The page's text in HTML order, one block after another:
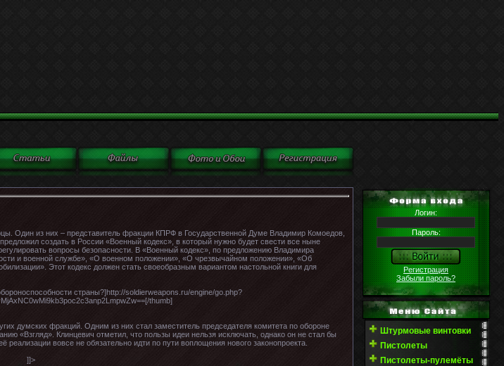
Один из них – представитель фракции КПРФ в Государственной Думе Владимир Комоедов,
создать в России «Военный кодекс», в который нужно будет свести все ныне
вопросы безопасности. В «Военный кодекс», по предложению Владимира
и военной службе», «О военном положении», «О чрезвычайном положении», «Об
Этот кодекс должен стать своеобразным вариантом настольной книги для
страны?]http://soldierweapons.ru/engine/go.php?
thumb]
думских фракций. Одним из них стал заместитель председателя комитета по обороне
«Взгляд». Клинцевич отметил, что пользы идеи нельзя исключать, однако он не стал бы
вовсе не обязательно идти по пути воплощения нового законопроекта.
]]>
Логин:
Пароль:
Регистрация
Забыли пароль?
Штурмовые винтовки
Пистолеты
Пистолеты-пулемёты